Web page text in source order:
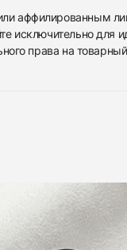
аффилированным
исключительно
права на